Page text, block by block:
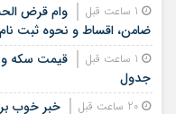
ضامن، اقساط و نحوه ثبت نام
جدول